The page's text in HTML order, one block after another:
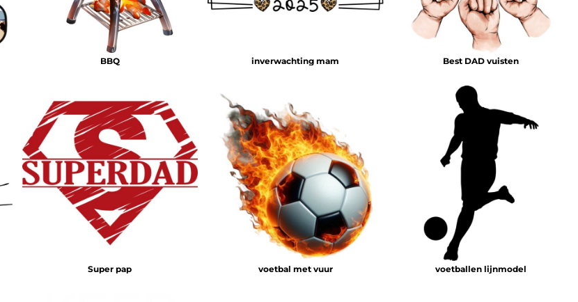
BBQ inverwachting mam Best DAD vuisten
Super pap voetbal met vuur voetballen lijnmodel